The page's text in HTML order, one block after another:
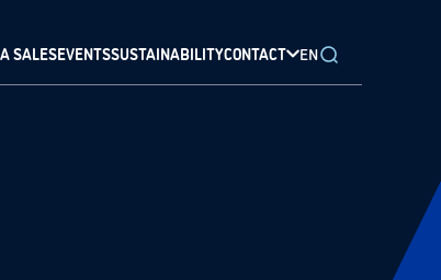
SALESEVENTSSUSTAINABILITYCONTACT EN